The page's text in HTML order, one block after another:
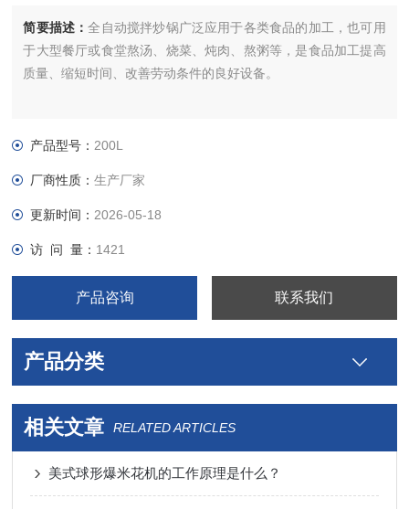
简要描述：全自动搅拌炒锅广泛应用于各类食品的加工，也可用
于大型餐厅或食堂熬汤、烧菜、炖肉、熬粥等，是食品加工提高
质量、缩短时间、改善劳动条件的良好设备。
产品型号： 200L
厂商性质：生产厂家
更新时间： 2026-05-18
访 问 量： 1421
产品咨询 联系我们
产品分类
相关文章 RELATED ARTICLES
美式球形爆米花机的工作原理是什么？